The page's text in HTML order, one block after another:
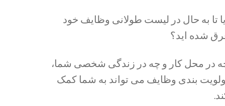
تا به حال در لیست طولانی وظایف خود
شده اید؟
در محل کار و چه در زندگی شخصی شما،
بندی وظایف می تواند به شما کمک